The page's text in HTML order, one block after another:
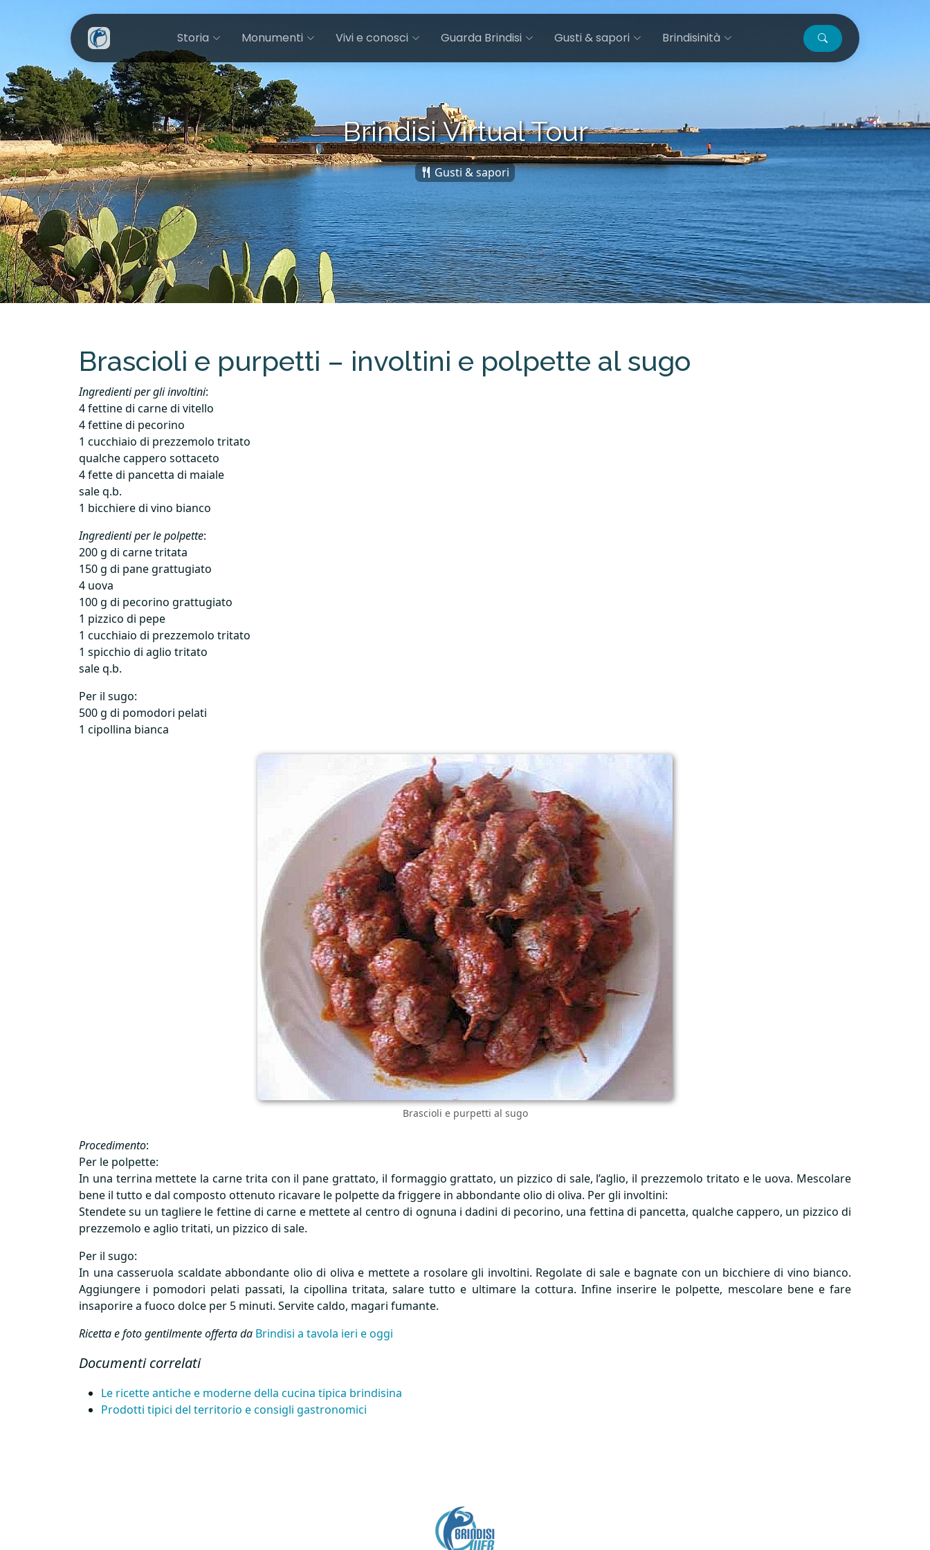
Storia Monumenti Vivi e conosci Guarda Brindisi Gusti & sapori Brindisinità
Brindisi Virtual Tour
Gusti & sapori
Brascioli e purpetti – involtini e polpette al sugo
Ingredienti per gli involtini:
4 fettine di carne di vitello
4 fettine di pecorino
1 cucchiaio di prezzemolo tritato
qualche cappero sottaceto
4 fette di pancetta di maiale
sale q.b.
1 bicchiere di vino bianco
Ingredienti per le polpette:
200 g di carne tritata
150 g di pane grattugiato
4 uova
100 g di pecorino grattugiato
1 pizzico di pepe
1 cucchiaio di prezzemolo tritato
1 spicchio di aglio tritato
sale q.b.
Per il sugo:
500 g di pomodori pelati
1 cipollina bianca
Brascioli e purpetti al sugo
Procedimento:
Per le polpette:
In una terrina mettete la carne trita con il pane grattato, il formaggio grattato, un pizzico di sale, l’aglio, il prezzemolo tritato e le uova. Mescolare
bene il tutto e dal composto ottenuto ricavare le polpette da friggere in abbondante olio di oliva. Per gli involtini:
Stendete su un tagliere le fettine di carne e mettete al centro di ognuna i dadini di pecorino, una fettina di pancetta, qualche cappero, un pizzico di
prezzemolo e aglio tritati, un pizzico di sale.
Per il sugo:
In una casseruola scaldate abbondante olio di oliva e mettete a rosolare gli involtini. Regolate di sale e bagnate con un bicchiere di vino bianco.
Aggiungere i pomodori pelati passati, la cipollina tritata, salare tutto e ultimare la cottura. Infine inserire le polpette, mescolare bene e fare
insaporire a fuoco dolce per 5 minuti. Servite caldo, magari fumante.
Ricetta e foto gentilmente offerta da Brindisi a tavola ieri e oggi
Documenti correlati
Le ricette antiche e moderne della cucina tipica brindisina
Prodotti tipici del territorio e consigli gastronomici